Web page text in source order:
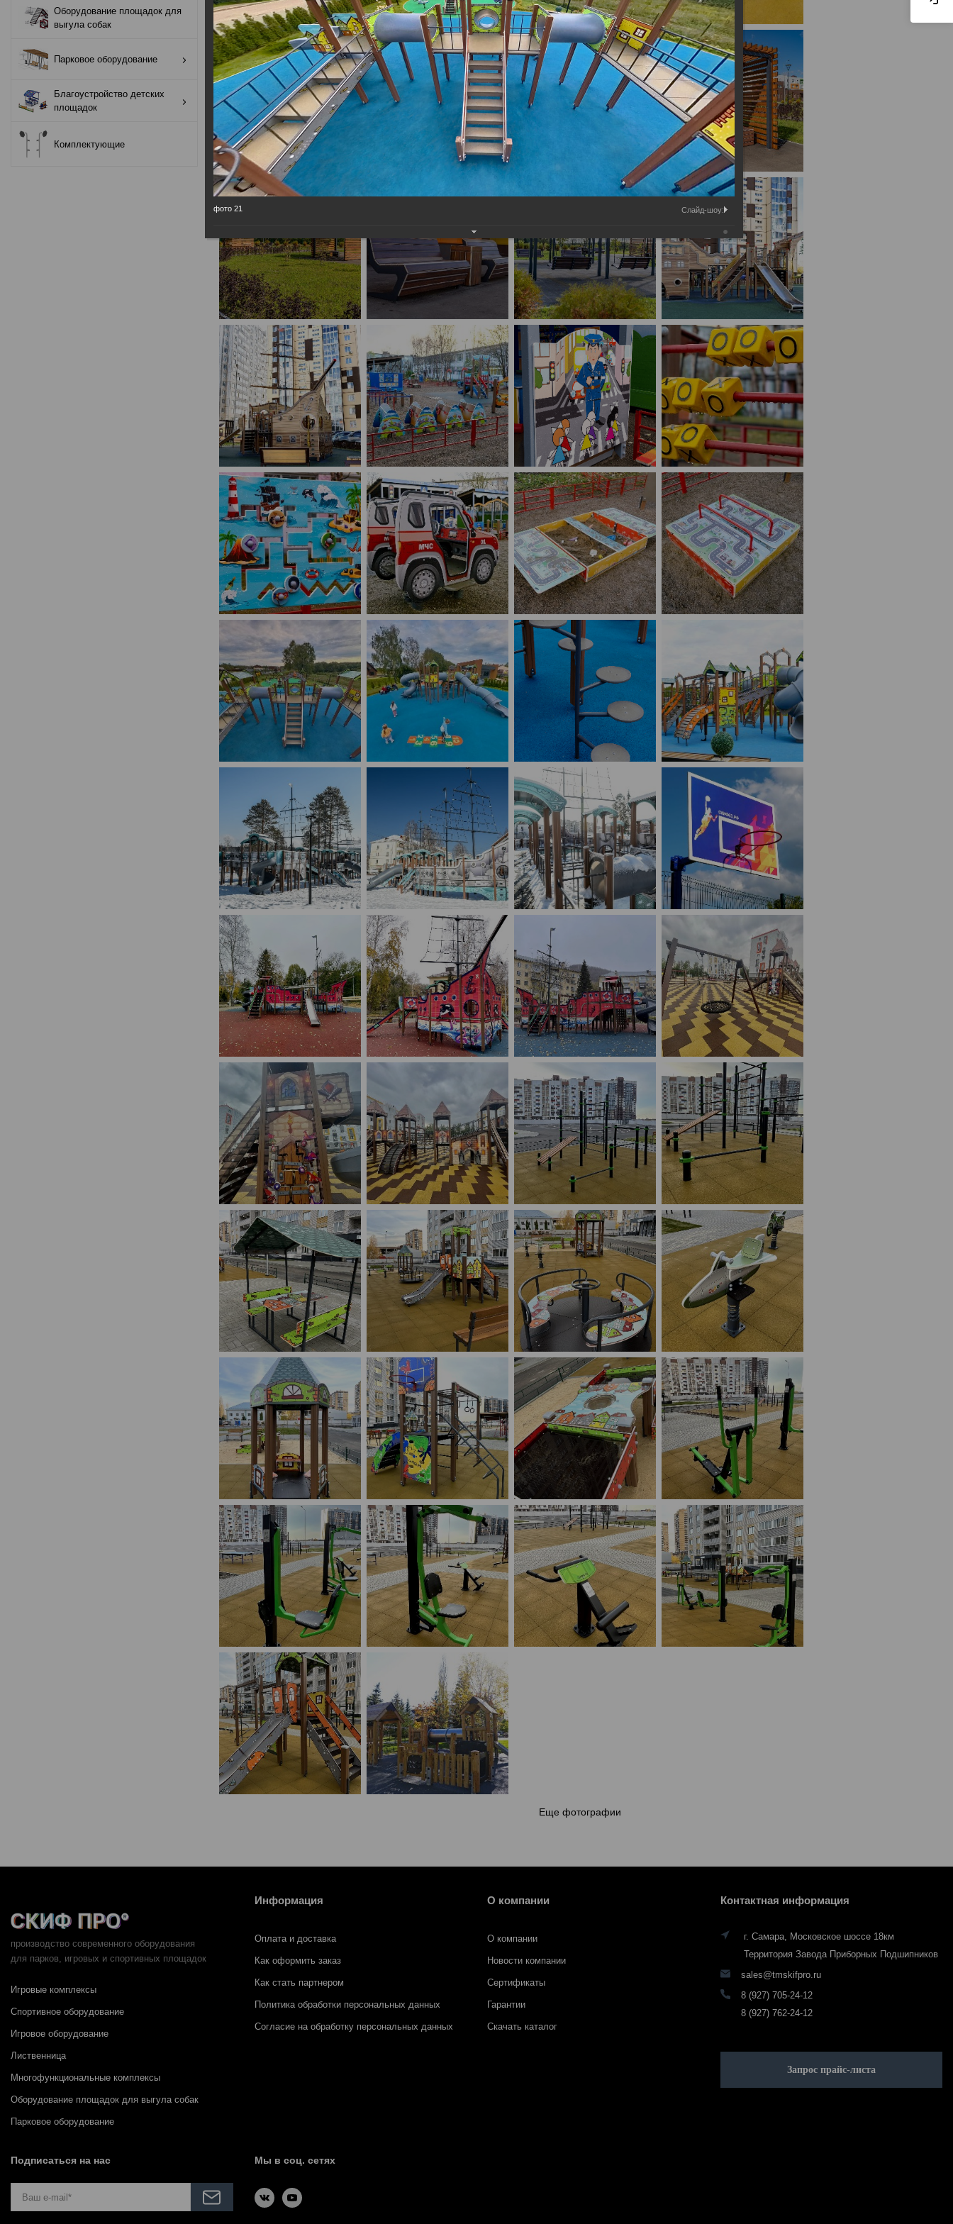
Оборудование
площадок для
выгула собак
оборудование
Благоустройство
детских площадок
Оборудование площадок для
выгула собак
Парковое оборудование
Благоустройство детских
площадок
Комплектующие
Еще фотографии
производство современного оборудования
для парков, игровых и спортивных площадок
Игровые комплексы
Спортивное оборудование
Игровое оборудование
Лиственница
Многофункциональные комплексы
Оборудование площадок для выгула собак
Парковое оборудование
Информация
Оплата и доставка
Как оформить заказ
Как стать партнером
Политика обработки персональных данных
Согласие на обработку персональных данных
О компании
О компании
Новости компании
Сертификаты
Гарантии
Скачать каталог
Контактная информация
г. Самара, Московское шоссе 18км
Территория Завода Приборных Подшипников
sales@tmskifpro.ru
8 (927) 705-24-12
8 (927) 762-24-12
Запрос прайс-листа
Подписаться на нас Мы в соц. сетях
фото 21 Слайд-шоу: